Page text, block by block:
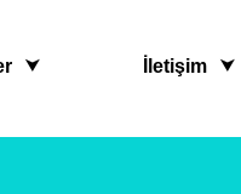
İletişim